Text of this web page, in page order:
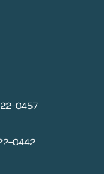
0457
0442